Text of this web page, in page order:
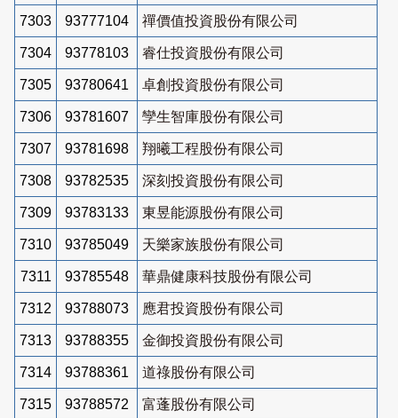
7303 93777104 禪價值投資股份有限公司
7304 93778103 睿仕投資股份有限公司
7305 93780641 卓創投資股份有限公司
7306 93781607 孿生智庫股份有限公司
7307 93781698 翔曦工程股份有限公司
7308 93782535 深刻投資股份有限公司
7309 93783133 東昱能源股份有限公司
7310 93785049 天樂家族股份有限公司
7311 93785548 華鼎健康科技股份有限公司
7312 93788073 應君投資股份有限公司
7313 93788355 金御投資股份有限公司
7314 93788361 道祿股份有限公司
7315 93788572 富蓬股份有限公司